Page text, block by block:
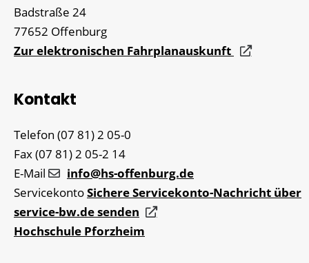
Badstraße 24
77652 Offenburg
Zur elektronischen Fahrplanauskunft
Kontakt
Telefon (07 81) 2 05-0
Fax(07 81) 2 05-2 14
E-Mail
info@hs-offenburg.de
ServicekontoSichere Servicekonto-Nachricht über
service-bw.de senden
Hochschule Pforzheim